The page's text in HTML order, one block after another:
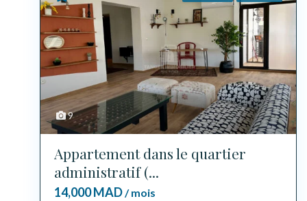
9
Appartement dans le quartier
administratif (...
14,000 MAD/ mois